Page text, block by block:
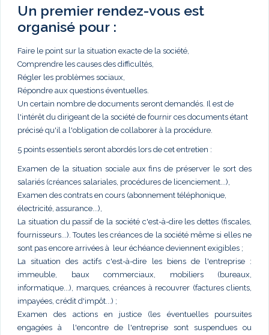
Un premier rendez-vous est
organisé pour :
Faire le point sur la situation exacte de la société,
Comprendre les causes des difficultés,
Régler les problèmes sociaux,
Répondre aux questions éventuelles.
Un certain nombre de documents seront demandés. Il est de
l'intérêt du dirigeant de la société de fournir ces documents étant
précisé qu'il a l'obligation de collaborer à la procédure.
5 points essentiels seront abordés lors de cet entretien :
Examen de la situation sociale aux fins de préserver le sort des
salariés (créances salariales, procédures de licenciement...),
Examen des contrats en cours (abonnement téléphonique,
électricité, assurance...),
La situation du passif de la société c'est-à-dire les dettes (fiscales,
fournisseurs...). Toutes les créances de la société même si elles ne
sont pas encore arrivées à leur échéance deviennent exigibles ;
La situation des actifs c'est-à-dire les biens de l'entreprise :
immeuble, baux commerciaux, mobiliers (bureaux,
informatique...), marques, créances à recouvrer (factures clients,
impayées, crédit d'impôt...) ;
Examen des actions en justice (les éventuelles poursuites
engagées à l'encontre de l'entreprise sont suspendues ou